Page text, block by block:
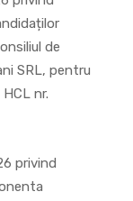
de
SRL, pentru
nr.
privind